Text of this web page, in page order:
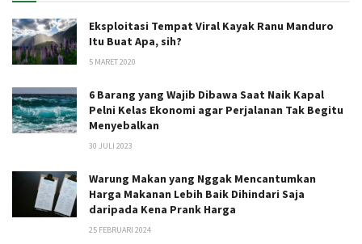
Eksploitasi Tempat Viral Kayak Ranu Manduro
Itu Buat Apa, sih?
5 MARET 2020
6 Barang yang Wajib Dibawa Saat Naik Kapal
Pelni Kelas Ekonomi agar Perjalanan Tak Begitu
Menyebalkan
30 JULI 2023
Warung Makan yang Nggak Mencantumkan
Harga Makanan Lebih Baik Dihindari Saja
daripada Kena Prank Harga
25 FEBRUARI 2024